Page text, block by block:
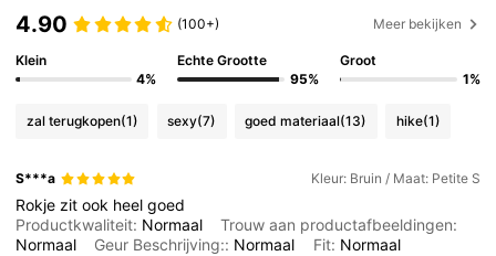
2.3M Volgers
4.83 2.3M Volgers
4.90 (100+) Meer bekijken
Klein
4%
Echte Grootte
95%
Groot
1%
zal terugkopen(1) sexy(7) goed materiaal(13) hike(1)
S***a Kleur: Bruin / Maat: Petite S
Rokje zitook heelgoed
Productkwaliteit: Normaal
Trouw aan productafbeeldingen:
Normaal
Geur Beschrijving:: Normaal Fit: Normaal